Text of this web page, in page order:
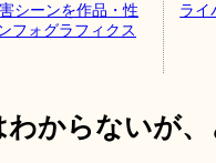
シーンを作品・性
フォグラフィクス
ライ
からないが